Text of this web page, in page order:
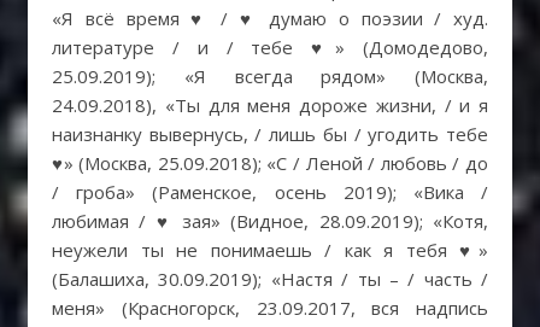
«Я всё время ♥ / ♥ думаю о поэзии / худ.
литературе / и / тебе ♥» (Домодедово,
25.09.2019); «Я всегда рядом» (Москва,
24.09.2018), «Ты для меня дороже жизни, / и я
наизнанку вывернусь, / лишь бы / угодить тебе
♥» (Москва, 25.09.2018); «С / Леной / любовь / до
/ гроба» (Раменское, осень 2019); «Вика /
любимая / ♥ зая» (Видное, 28.09.2019); «Котя,
неужели ты не понимаешь / как я тебя ♥»
(Балашиха, 30.09.2019); «Настя / ты – / часть /
меня» (Красногорск, 23.09.2017, вся надпись